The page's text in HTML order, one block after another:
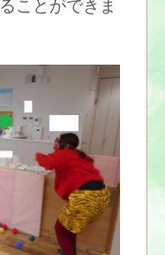
ことができま